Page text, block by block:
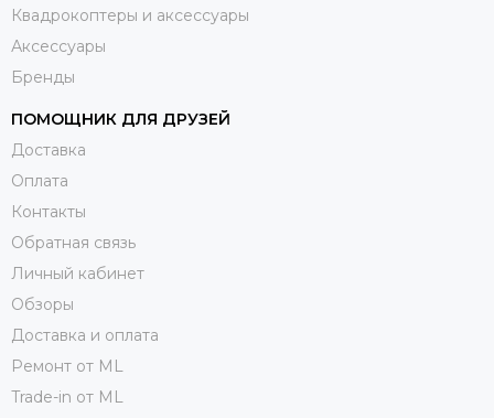
Квадрокоптеры и аксессуары
Аксессуары
Бренды
ПОМОЩНИК ДЛЯ ДРУЗЕЙ
Доставка
Оплата
Контакты
Обратная связь
Личный кабинет
Обзоры
Доставка и оплата
Ремонт от ML
Trade-in от ML